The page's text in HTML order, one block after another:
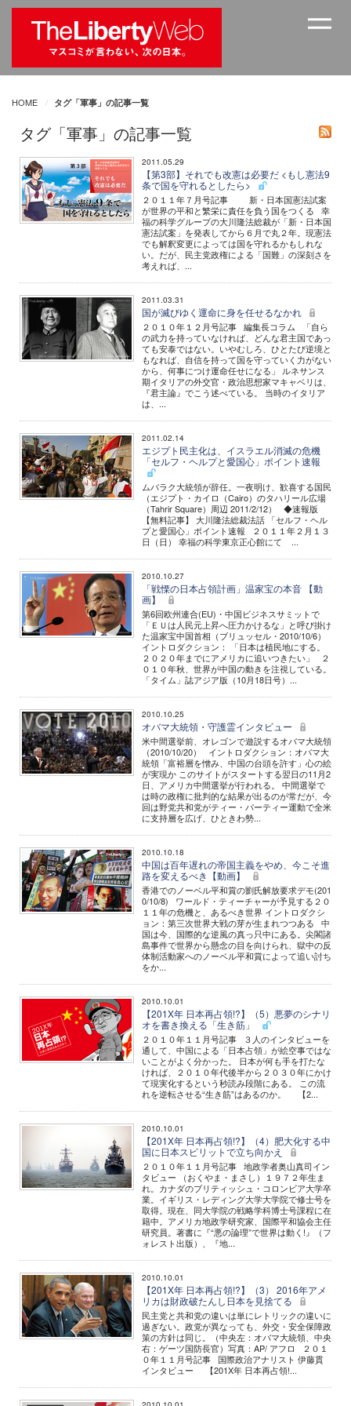
HOME タグ「軍事」の記事一覧
タグ「軍事」の記事一覧
2011.05.29
【第3部】それでも改憲は必要だ <もし憲法9
条で国を守れるとしたら>
２０１１年７月号記事 新・日本国憲法試案
が世界の平和と繁栄に責任を負う国をつくる 幸
福の科学グループの大川隆法総裁が「新・日本国
憲法試案」を発表してから６月で丸２年。現憲法
でも解釈変更によっては国を守れるかもしれな
い。だが、民主党政権による「国難」の深刻さを
考えれば、...
2011.03.31
国が滅びゆく運命に身を任せるなかれ
２０１０年１２月号記事 編集長コラム 「自ら
の武力を持っていなければ、どんな君主国であっ
ても安泰ではない。いやむしろ、ひとたび逆境と
もなれば、自信を持って国を守っていく力がない
から、何事につけ運命任せになる」 ルネサンス
期イタリアの外交官・政治思想家マキャベリは、
『君主論』でこう述べている。 当時のイタリア
は、...
2011.02.14
エジプト民主化は、イスラエル消滅の危機
「セルフ・ヘルプと愛国心」ポイント速報
ムバラク大統領が辞任。一夜明け、歓喜する国民
（エジプト・カイロ（Cairo）のタハリール広場
（Tahrir Square）周辺 2011/2/12） ◆速報版
【無料記事】 大川隆法総裁法話 「セルフ・ヘル
プと愛国心」ポイント速報 ２０１１年２月１３
日（日） 幸福の科学東京正心館にて ...
2010.10.27
「戦慄の日本占領計画」温家宝の本音 【動
画】
第6回欧州連合(EU)・中国ビジネスサミットで
「ＥＵは人民元上昇へ圧力かけるな」と呼び掛け
た温家宝中国首相（ブリュッセル・2010/10/6）
イントロダクション： 「日本は植民地にする。
２０２０年までにアメリカに追いつきたい」 ２
０１０年秋、世界が中国の動きを注視している。
「タイム」誌アジア版（10月18日号）...
2010.10.25
オバマ大統領・守護霊インタビュー
米中間選挙前、オレゴンで遊説するオバマ大統領
（2010/10/20） イントロダクション：オバマ大
統領「富裕層を憎み、中国の台頭を許す」心の絵
が実現か このサイトがスタートする翌日の11月2
日、アメリカ中間選挙が行われる。 中間選挙で
は時の政権に批判的な結果が出るのが常だが、今
回は野党共和党がティー・パーティー運動で全米
に支持層を広げ、ひときわ勢...
2010.10.18
中国は百年遅れの帝国主義をやめ、今こそ進
路を変えるべき【動画】
香港でのノーベル平和賞の劉氏解放要求デモ(201
0/10/8) ワールド・ティーチャーが予見する２０
１１年の危機と、あるべき世界 イントロダクシ
ョン：第三次世界大戦の芽が生まれつつある 中
国は今、国際的な逆風の真っ只中にある。尖閣諸
島事件で世界から懸念の目を向けられ、獄中の反
体制活動家へのノーベル平和賞によって追い討ち
をか...
2010.10.01
【201X年 日本再占領!?】（5）悪夢のシナリ
オを書き換える「生き筋」
２０１０年１１月号記事 ３人のインタビューを
通して、中国による「日本占領」が絵空事ではな
いことがよく分かった。 日本が何も手を打たな
ければ、２０１０年代後半から２０３０年にかけ
て現実化するという秒読み段階にある。 この流
れを逆転させる“生き筋”はあるのか。 【2...
2010.10.01
【201X年 日本再占領!?】（4）肥大化する中
国に日本スピリットで立ち向かえ
２０１０年１１月号記事 地政学者奥山真司イン
タビュー （おくやま・まさし）１９７２年生ま
れ。カナダのブリティッシュ・コロンビア大学卒
業。イギリス・レディング大学大学院で修士号を
取得。現在、同大学院の戦略学科博士号課程に在
籍中。アメリカ地政学研究家、国際平和協会主任
研究員。著書に『“悪の論理”で世界は動く!』（フ
ォレスト出版）、『地...
2010.10.01
【201X年 日本再占領!?】（3） 2016年アメ
リカは財政破たんし日本を見捨てる
民主党と共和党の違いは単にレトリックの違いに
過ぎない。政党が異なっても、外交・安全保障政
策の方針は同じ。（中央左：オバマ大統領、中央
右：ゲーツ国防長官）写真：AP/ アフロ ２０１
０年１１月号記事 国際政治アナリスト 伊藤貫
インタビュー 【201X年 日本再占領!...